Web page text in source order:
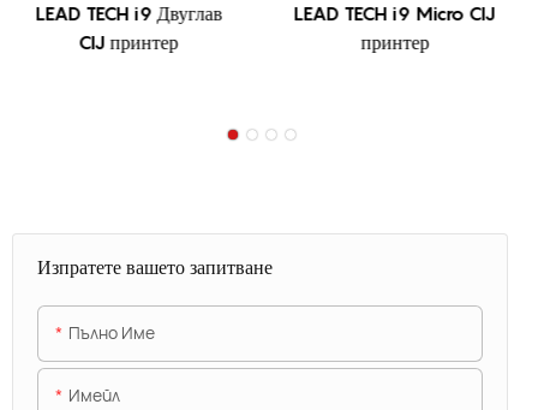
LEAD TECH i9 Двуглав
CIJ принтер
LEAD TECH i9 Micro CIJ
принтер
Изпратете вашето запитване
Пълно Име
Имейл